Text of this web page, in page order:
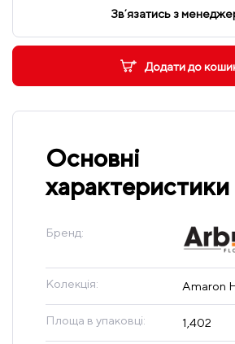
Додати до
Звʼязатись з
Основні
характеристики
Бренд:
Колекція: Amaron
Площа в упаковці: 1,402